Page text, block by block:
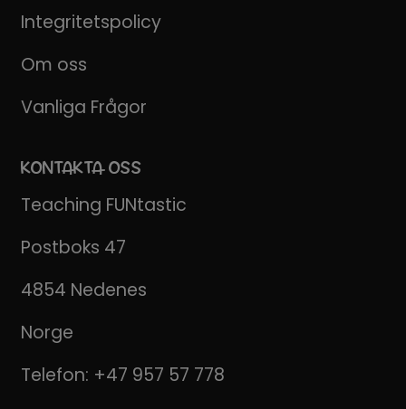
Integritetspolicy
Om oss
Vanliga Frågor
KONTAKTA OSS
Teaching FUNtastic
Postboks 47
4854 Nedenes
Norge
Telefon: +47 957 57 778